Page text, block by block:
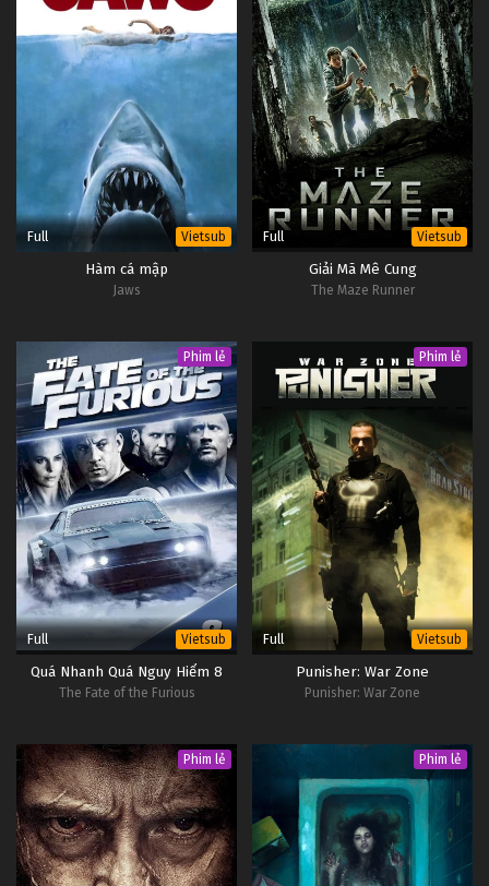
Full Vietsub
Hàm cá mập
Jaws
Full Vietsub
Giải Mã Mê Cung
The Maze Runner
Phim lẻ
Full Vietsub
Quá Nhanh Quá Nguy Hiểm 8
The Fate of the Furious
Phim lẻ
Full Vietsub
Punisher: War Zone
Punisher: War Zone
Phim lẻ Phim lẻ